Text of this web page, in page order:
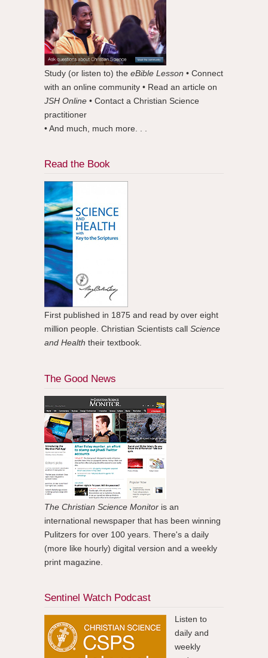
Study (or listen to) the eBible Lesson • Connect
with an online community • Read an article on
JSH Online • Contact a Christian Science
practitioner
• And much, much more. . .
Read the Book
First published in 1875 and read by over eight
million people. Christian Scientists call Science
and Health their textbook.
The Good News
The Christian Science Monitor is an
international newspaper that has been winning
Pulitzers for over 100 years. There's a daily
(more like hourly) digital version and a weekly
print magazine.
Sentinel Watch Podcast
Listen to
daily and
weekly